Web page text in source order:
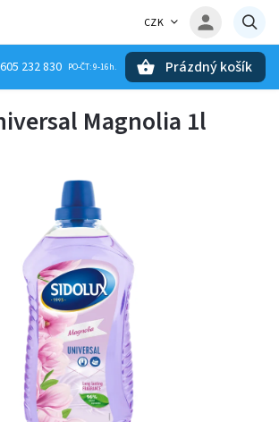
CZK
605 232 830 Prázdný košík
Magnolia 1l